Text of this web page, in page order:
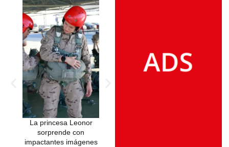
La princesa Leonor
sorprende con
impactantes imágenes